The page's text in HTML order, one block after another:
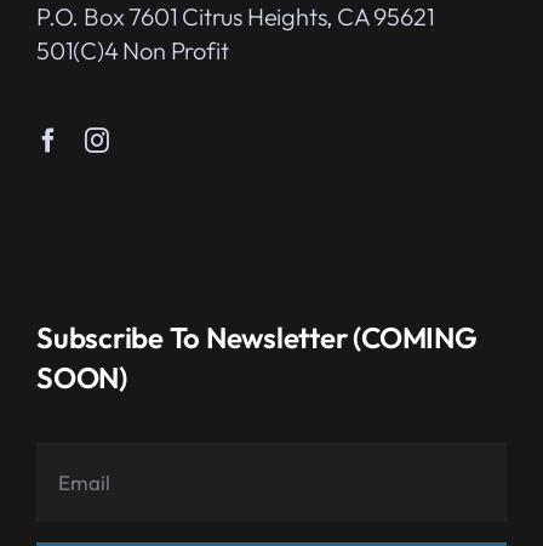
P.O. Box 7601 Citrus Heights, CA 95621
501(c)4 Non Profit
Subscribe To Newsletter (COMING
SOON)